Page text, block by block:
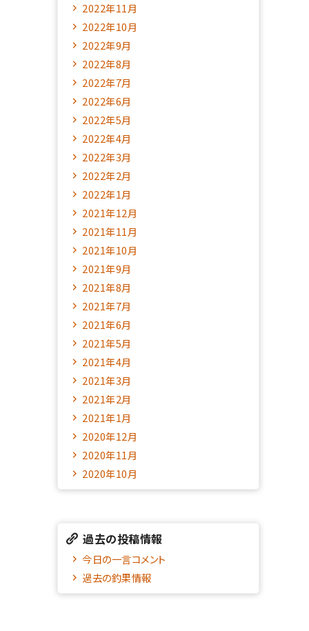
2022年11月
2022年10月
2022年9月
2022年8月
2022年7月
2022年6月
2022年5月
2022年4月
2022年3月
2022年2月
2022年1月
2021年12月
2021年11月
2021年10月
2021年9月
2021年8月
2021年7月
2021年6月
2021年5月
2021年4月
2021年3月
2021年2月
2021年1月
2020年12月
2020年11月
2020年10月
過去の投稿情報
今日の一言コメント
過去の釣果情報